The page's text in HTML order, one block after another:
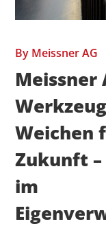
By Meissner AG
Meissner
Weichen
Zukunft
im